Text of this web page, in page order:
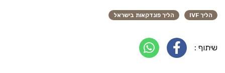
הליך IVF הליך פונדקאות בישראל
שיתוף :